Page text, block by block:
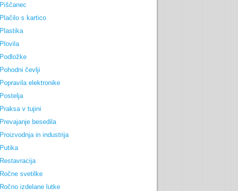
Piščanec
Plačilo s kartico
Plastika
Plovila
Podložke
Pohodni čevlji
Popravila elektronike
Postelja
Praksa v tujini
Prevajanje besedila
Proizvodnja in industrija
Putika
Restavracija
Ročne svetilke
Ročno izdelane lutke